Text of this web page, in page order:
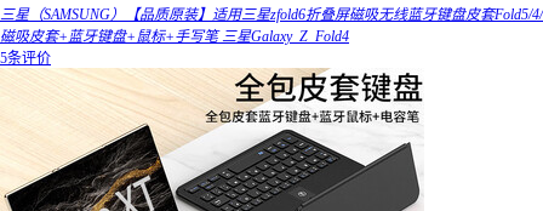
三星（SAMSUNG）【品质原装】适用三星zfold6折叠屏磁吸无线蓝牙键盘皮套Fold5/4/
磁吸皮套+蓝牙键盘+鼠标+手写笔 三星Galaxy_Z_Fold4
5条评价